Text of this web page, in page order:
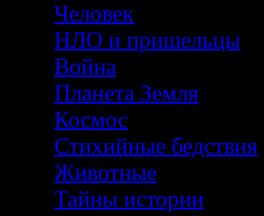
Человек
НЛО и пришельцы
Война
Планета Земля
Космос
Стихийные бедствия
Животные
Тайны истории